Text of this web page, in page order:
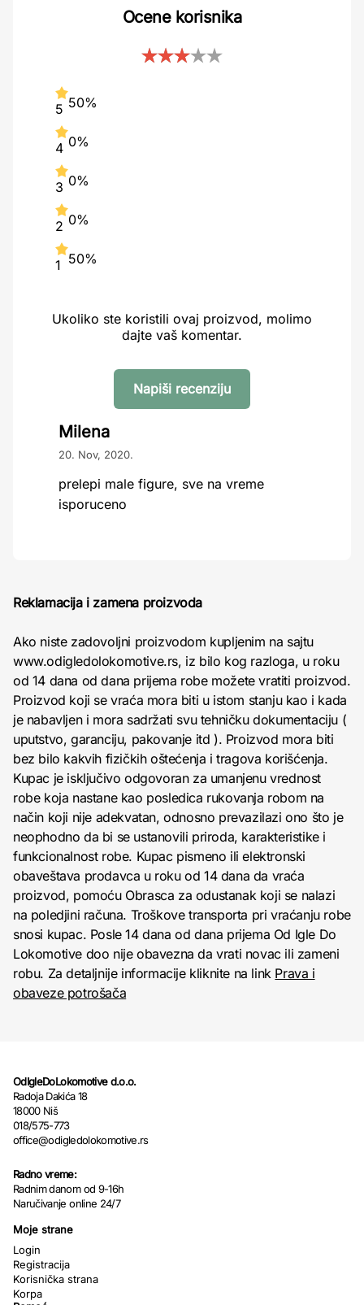
Ocene korisnika
5 50%
4 0%
3 0%
2 0%
1 50%
Ukoliko ste koristili ovaj proizvod, molimo
dajte vaš komentar.
Napiši recenziju
Milena
20. Nov, 2020.
prelepi male figure, sve na vreme
isporuceno
Reklamacija i zamena proizvoda
Ako niste zadovoljni proizvodom kupljenim na sajtu
www.odigledolokomotive.rs, iz bilo kog razloga, u roku
od 14 dana od dana prijema robe možete vratiti proizvod.
Proizvod koji se vraća mora biti u istom stanju kao i kada
je nabavljen i mora sadržati svu tehničku dokumentaciju (
uputstvo, garanciju, pakovanje itd ). Proizvod mora biti
bez bilo kakvih fizičkih oštećenja i tragova korišćenja.
Kupac je isključivo odgovoran za umanjenu vrednost
robe koja nastane kao posledica rukovanja robom na
način koji nije adekvatan, odnosno prevazilazi ono što je
neophodno da bi se ustanovili priroda, karakteristike i
funkcionalnost robe. Kupac pismeno ili elektronski
obaveštava prodavca u roku od 14 dana da vraća
proizvod, pomoću Obrasca za odustanak koji se nalazi
na poledjini računa. Troškove transporta pri vraćanju robe
snosi kupac. Posle 14 dana od dana prijema Od Igle Do
Lokomotive doo nije obavezna da vrati novac ili zameni
robu. Za detaljnije informacije kliknite na link Prava i
obaveze potrošača
OdIgleDoLokomotive d.o.o.
Radoja Dakića 18
18000 Niš
018/575-773
office@odigledolokomotive.rs
Radno vreme:
Radnim danom od 9-16h
Naručivanje online 24/7
Moje strane
Login
Registracija
Korisnička strana
Korpa